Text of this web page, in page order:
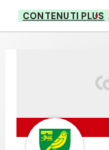
CONTENUTI PLUS